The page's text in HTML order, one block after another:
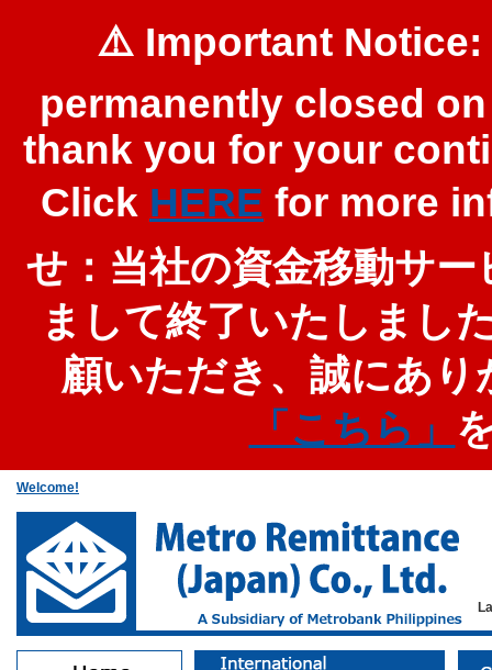
⚠️ Important
permanently closed
thank you for your
Click HERE for more
せ：当社の資金移動サ
まして終了いたしまし
顧いただき、誠にあ
「こちら」
Welcome!